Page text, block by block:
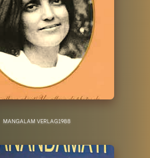
MANGALAM VERLAG1988